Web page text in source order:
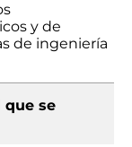
y de
de ingeniería
que se